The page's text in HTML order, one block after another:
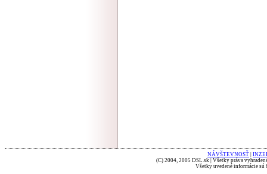
NÁVŠTEVNOSŤ
(C) 2004, 2005 DSL.sk | Všetky práva
Všetky uvedené informácie sú